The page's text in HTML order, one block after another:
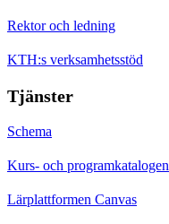
Rektor och ledning
KTH:s verksamhetsstöd
Tjänster
Schema
Kurs- och programkatalogen
Lärplattformen Canvas